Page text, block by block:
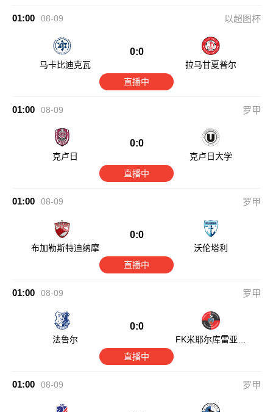
01:00 08-09 以超图杯
马卡比迪克瓦
0:0
拉马甘夏普尔
直播中
01:00 08-09 罗甲
克卢日
0:0
克卢日大学
直播中
01:00 08-09 罗甲
布加勒斯特迪纳摩
0:0
沃伦塔利
直播中
01:00 08-09 罗甲
法鲁尔
0:0
FK米耶尔库雷亚丘
直播中
01:00 08-09 罗甲